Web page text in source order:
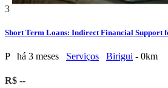
3
Short Term Loans: Indirect Financial Support
P há 3 meses Serviços Birigui - 0km
R$ --